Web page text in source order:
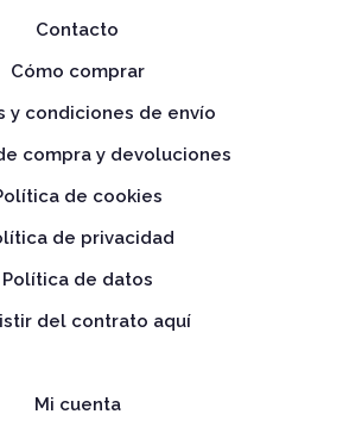
Contacto
Cómo comprar
y condiciones de envío
compra y devoluciones
de cookies
de privacidad
Política de datos
del contrato aquí
Mi cuenta